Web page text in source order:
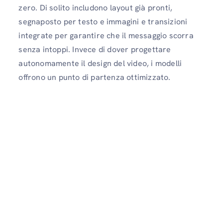
zero. Di solito includono layout già pronti,
segnaposto per testo e immagini e transizioni
integrate per garantire che il messaggio scorra
senza intoppi. Invece di dover progettare
autonomamente il design del video, i modelli
offrono un punto di partenza ottimizzato.